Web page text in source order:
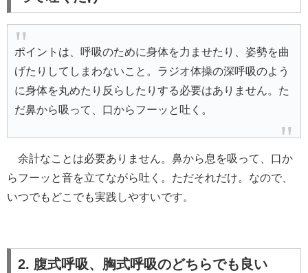
ポイントは、呼吸のために身体を力ませたり、姿勢を曲
げたりしてしまわないこと。ラジオ体操の深呼吸のよう
に身体を丸めたり反らしたりする必要はありません。た
だ鼻から吸って、口からフーッと吐く。
余計なことは必要ありません。鼻から息を吸って、口か
らフーッと音を立てながら吐く。ただそれだけ。なので、
いつでもどこでも実践しやすいです。
2. 腹式呼吸、胸式呼吸のどちらでも良い